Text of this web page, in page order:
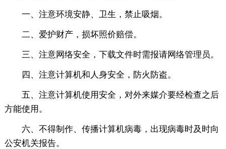
一、注意环境安静、卫生，禁止吸烟。
二、爱护财产，损坏照价赔偿。
三、注意网络安全，下载文件时需报请网络管理员。
四、注意计算机和人身安全，防火防盗。
五、注意计算机使用安全，对外来媒介要经检查之后
方能使用。
六、不得制作、传播计算机病毒，出现病毒时及时向
公安机关报告。